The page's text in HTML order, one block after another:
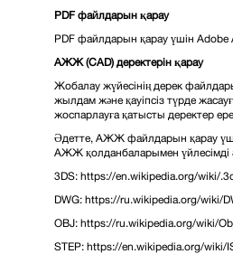
PDF файлдарын қарау
PDF файлдарын қарау үшін Adobe
АЖЖ (CAD) деректерін қарау
Жобалау жүйесінің дерек
жылдам және қауіпсіз түрде
жоспарлауға қатысты деректер
Әдетте, АЖЖ файлдарын қарау
АЖЖ қолданбаларымен үйлесімді
3DS: https://en.wikipedia.org/wiki/
DWG: https://ru.wikipedia.org/wiki/
OBJ: https://ru.wikipedia.org/wiki/
STEP: https://en.wikipedia.org/wiki/